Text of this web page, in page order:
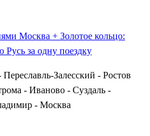
туры на 7–9 дней позволят без
достопримечательности.
ярким и познавательным
и красоту русской земли!
Москва + Золотое кольцо:
за одну поездку
Залесский - Ростов
- Иваново - Суздаль -
- Москва